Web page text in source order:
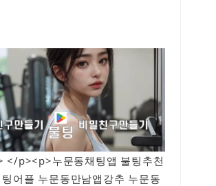
</p><p>누문동채팅앱 불팅추천
어플 누문동만남앱강추 누문동